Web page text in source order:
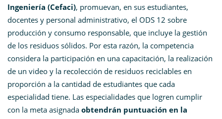
Ingeniería (Cefaci), promuevan, en sus estudiantes,
docentes y personal administrativo, el ODS 12 sobre
producción y consumo responsable, que incluye la gestión
de los residuos sólidos. Por esta razón, la competencia
considera la participación en una capacitación, la realización
de un video y la recolección de residuos reciclables en
proporción a la cantidad de estudiantes que cada
especialidad tiene. Las especialidades que logren cumplir
con la meta asignada obtendrán puntuación en la